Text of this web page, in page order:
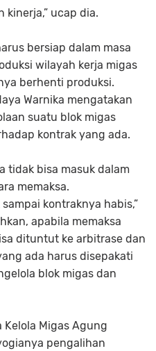
kinerja,” ucap dia.
bersiap dalam masa
wilayah kerja migas
berhenti produksi.
Warnika mengatakan
suatu blok migas
kontrak yang ada.
tidak bisa masuk dalam
memaksa.
kontraknya habis,”
apabila memaksa
dituntut ke arbitrase dan
ada harus disepakati
blok migas dan
Kelola Migas Agung
pengalihan